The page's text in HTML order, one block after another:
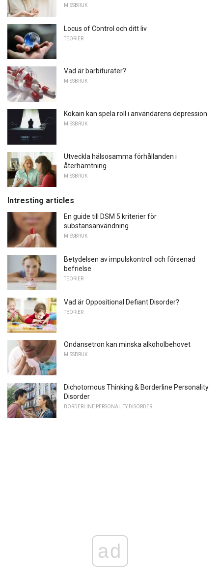
MISSBRUK
Locus of Control och ditt liv
TEORIER
Vad är barbiturater?
MISSBRUK
Kokain kan spela roll i användarens depression
MISSBRUK
Utveckla hälsosamma förhållanden i
återhämtning
MISSBRUK
Intresting articles
En guide till DSM 5 kriterier för
substansanvändning
MISSBRUK
Betydelsen av impulskontroll och försenad
befrielse
TEORIER
Vad är Oppositional Defiant Disorder?
TEORIER
Ondansetron kan minska alkoholbehovet
MISSBRUK
Dichotomous Thinking & Borderline Personality
Disorder
BORDERLINE PERSONALITY DISORDER
ad